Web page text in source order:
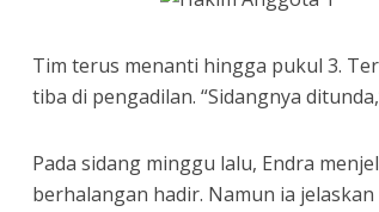
Tim terus menanti hingga pukul 3.
tiba di pengadilan. “Sidangnya
Pada sidang minggu lalu, Endra
berhalangan hadir. Namun ia